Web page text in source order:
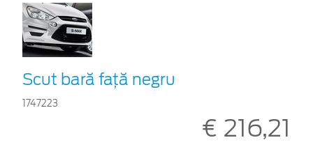
Scut bară faţă negru
1747223
€ 216,21